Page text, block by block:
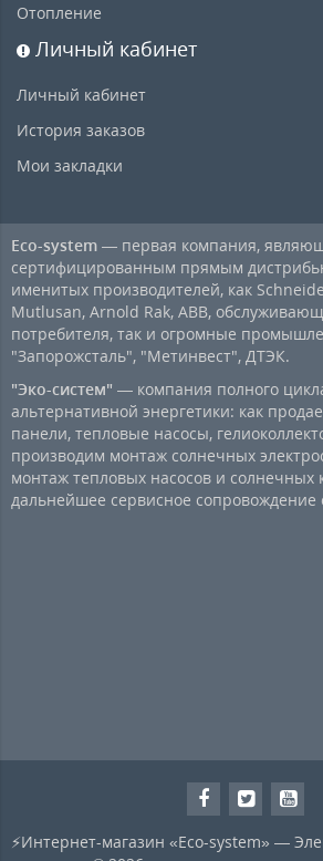
Отопление
Личный кабинет
Личный кабинет
История заказов
Мои закладки
Eco-system — первая компания,
сертифицированным прямым
именитых производителей, как
Mutlusan, Arnold Rak, ABB,
потребителя, так и огромные
"Запорожсталь", "Метинвест", ДТЭК.
"Эко-систем" — компания полного
альтернативной энергетики: как
панели, тепловые насосы,
производим монтаж солнечных
монтаж тепловых насосов и солнечных
дальнейшее сервисное сопровождение
⚡Интернет-магазин «Eco-system» —